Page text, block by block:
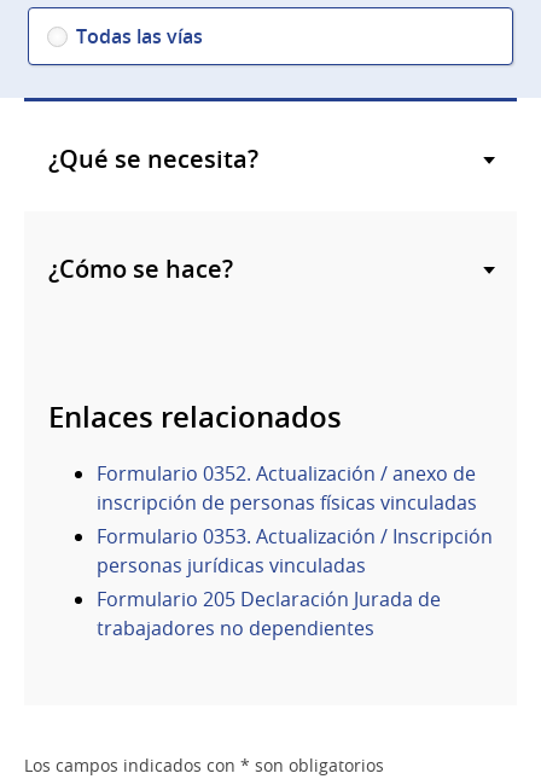
Todas las vías
¿Qué se necesita?
¿Cómo se hace?
Enlaces relacionados
Formulario 0352. Actualización / anexo de
inscripción de personas físicas vinculadas
Formulario 0353. Actualización / Inscripción
personas jurídicas vinculadas
Formulario 205 Declaración Jurada de
trabajadores no dependientes
Los campos indicados con * son obligatorios